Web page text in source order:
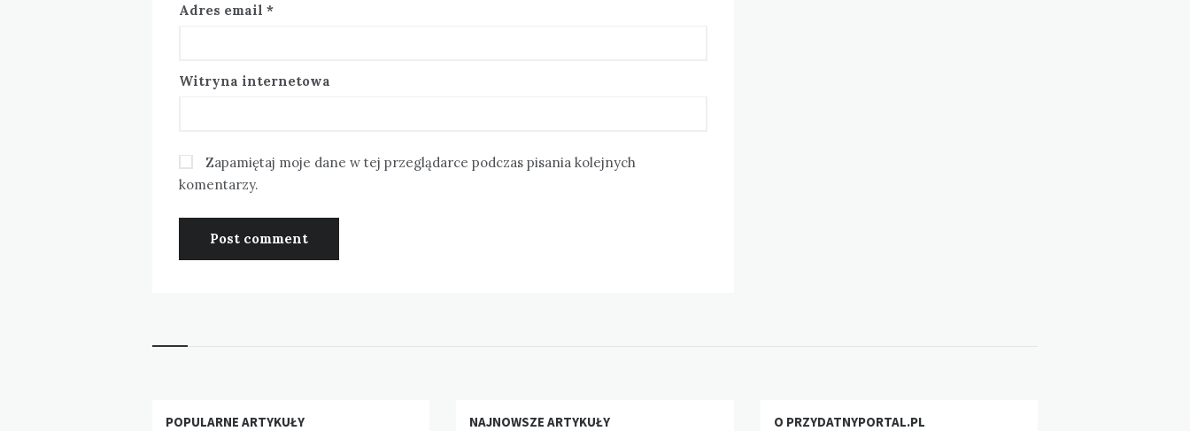
Adres email *
Witryna internetowa
Zapamiętaj moje dane w tej przeglądarce podczas pisania kolejnych
komentarzy.
Widgets
POPULARNE ARTYKUŁY NAJNOWSZE ARTYKUŁY O PRZYDATNYPORTAL.PL